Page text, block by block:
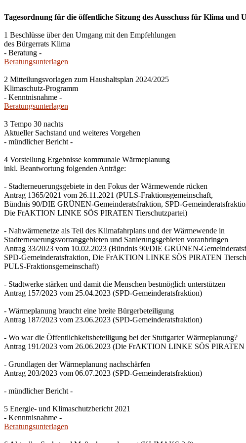
Tagesordnung für die öffentliche Sitzung des Ausschuss für Klima und
1 Beschlüsse über den Umgang mit den Empfehlungen
des Bürgerrats Klima
- Beratung -
Beratungsunterlagen
2 Mitteilungsvorlagen zum Haushaltsplan 2024/2025
Klimaschutz-Programm
- Kenntnisnahme -
Beratungsunterlagen
3 Tempo 30 nachts
Aktueller Sachstand und weiteres Vorgehen
- mündlicher Bericht -
4 Vorstellung Ergebnisse kommunale Wärmeplanung
inkl. Beantwortung folgenden Anträge:
- Stadterneuerungsgebiete in den Fokus der Wärmewende rücken
Antrag 1365/2021 vom 26.11.2021 (PULS-Fraktionsgemeinschaft,
Bündnis 90/DIE GRÜNEN-Gemeinderatsfraktion, SPD-
Die FrAKTION LINKE SÖS PIRATEN Tierschutzpartei)
- Nahwärmenetze als Teil des Klimafahrplans und der Wärmewende in
Stadterneuerungsvorranggebieten und Sanierungsgebieten voranbringen
Antrag 33/2023 vom 10.02.2023 (Bündnis 90/DIE GRÜNEN-
SPD-Gemeinderatsfraktion, Die FrAKTION LINKE SÖS PIRATEN
PULS-Fraktionsgemeinschaft)
- Stadtwerke stärken und damit die Menschen bestmöglich unterstützen
Antrag 157/2023 vom 25.04.2023 (SPD-Gemeinderatsfraktion)
- Wärmeplanung braucht eine breite Bürgerbeteiligung
Antrag 187/2023 vom 23.06.2023 (SPD-Gemeinderatsfraktion)
- Wo war die Öffentlichkeitsbeteiligung bei der Stuttgarter Wärmeplanung?
Antrag 191/2023 vom 26.06.2023 (Die FrAKTION LINKE SÖS PIRATEN
- Grundlagen der Wärmeplanung nachschärfen
Antrag 203/2023 vom 06.07.2023 (SPD-Gemeinderatsfraktion)
- mündlicher Bericht -
5 Energie- und Klimaschutzbericht 2021
- Kenntnisnahme -
Beratungsunterlagen